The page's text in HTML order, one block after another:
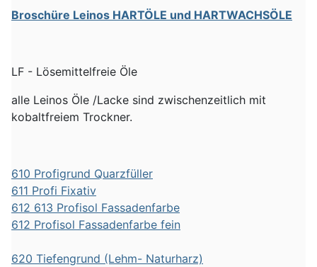
Broschüre Leinos HARTÖLE und HARTWACHSÖLE
LF - Lösemittelfreie Öle
alle Leinos Öle /Lacke sind zwischenzeitlich mit
kobaltfreiem Trockner.
610 Profigrund Quarzfüller
611 Profi Fixativ
612 613 Profisol Fassadenfarbe
612 Profisol Fassadenfarbe fein
620 Tiefengrund (Lehm- Naturharz)